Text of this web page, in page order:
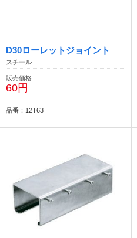
D30ローレットジョイント
スチール
販売価格
60円
品番：12T63